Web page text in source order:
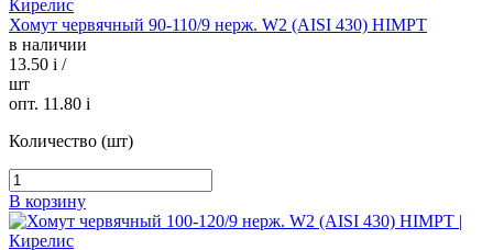
Хомут червячный 90-110/9 нерж. W2 (AISI 430) HIMPT
в наличии
13.50 i /
шт
опт. 11.80 i
Количество (шт)
В корзину